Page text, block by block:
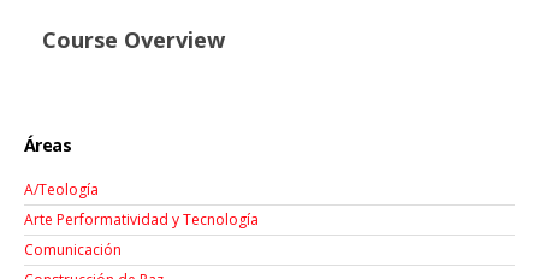
Course Overview
Áreas
A/Teología
Arte Performatividad y Tecnología
Comunicación